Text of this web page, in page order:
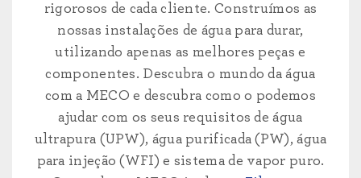
rigorosos de cada cliente. Construímos as
nossas instalações de água para durar,
utilizando apenas as melhores peças e
componentes. Descubra o mundo da água
com a MECO e descubra como o podemos
ajudar com os seus requisitos de água
ultrapura (UPW), água purificada (PW), água
para injeção (WFI) e sistema de vapor puro.